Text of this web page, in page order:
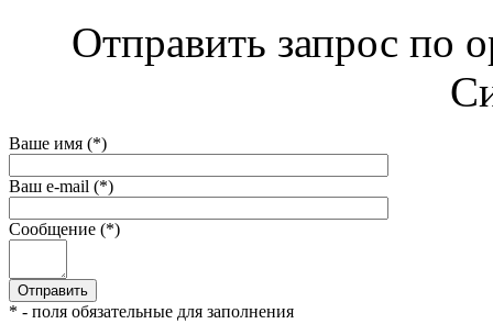
Отправить запрос по
Ваше имя (*)
Ваш e-mail (*)
Сообщение (*)
* - поля обязательные для заполнения